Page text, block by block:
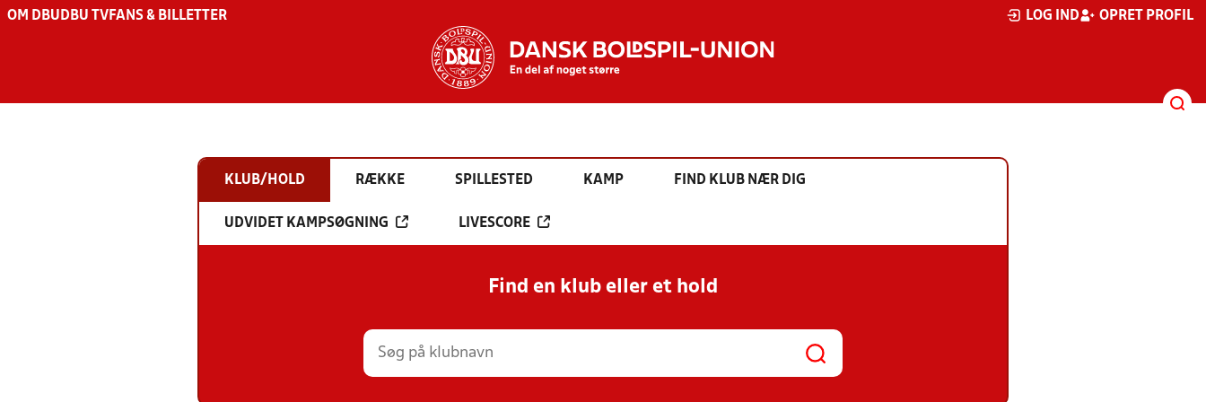
OM DBU DBU TV FANS & BILLETTER LOG IND OPRET PROFIL
KLUB/HOLD RÆKKE SPILLESTED KAMP FIND KLUB NÆR DIG
UDVIDET KAMPSØGNING LIVESCORE
Find en klub eller et hold